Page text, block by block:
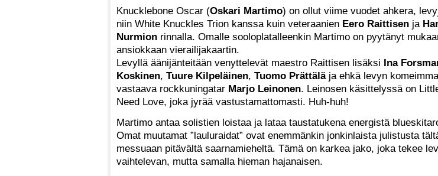
Knucklebone Oscar (Oskari Martimo) on ollut viime vuodet ahkera,
niin White Knuckles Trion kanssa kuin veteraanien Eero Raittisen ja
Nurmion rinnalla. Omalle sooloplatalleenkin Martimo on pyytänyt
ansiokkaan vierailijakaartin.
Levyllä äänijänteitään venyttelevät maestro Raittisen lisäksi Ina
Koskinen, Tuure Kilpeläinen, Tuomo Prättäläja ehkä levyn
vastaava rockkuningatar Marjo Leinonen. Leinosen käsittelyssä on
Need Love, joka jyrää vastustamattomasti. Huh-huh!
Martimo antaa solistien loistaa ja lataa taustatukena energistä
Omat muutamat ”lauluraidat” ovat enemmänkin jonkinlaista julistusta
messuaan pitävältä saarnamieheltä. Tämä on karkea jako, joka tekee
vaihtelevan, mutta samalla hieman hajanaisen.